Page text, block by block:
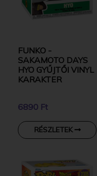
FUNKO -
SAKAMOTO DAYS
HYO GYŰJTŐI VINYL
KARAKTER
6890 Ft
RÉSZLETEK